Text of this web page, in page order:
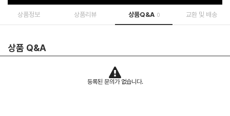
상품정보 상품리뷰 상품Q&A 0 교환 및 배송
상품 Q&A
등록된 문의가 없습니다.